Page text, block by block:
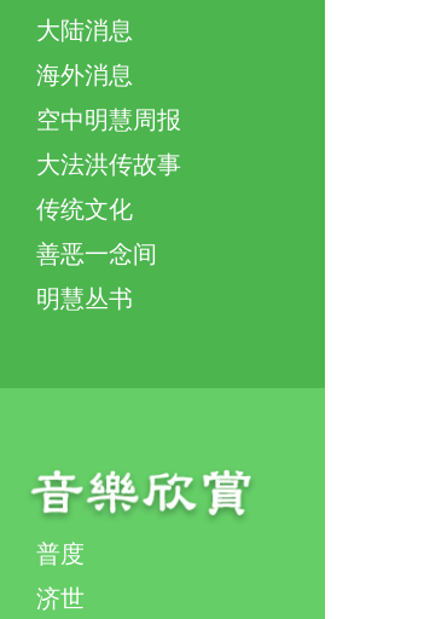
大陆消息
海外消息
空中明慧周报
大法洪传故事
传统文化
善恶一念间
明慧丛书
普度
济世